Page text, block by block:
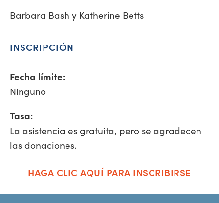
Barbara Bash y Katherine Betts
INSCRIPCIÓN
Fecha límite:
Ninguno
Tasa:
La asistencia es gratuita, pero se agradecen
las donaciones.
HAGA CLIC AQUÍ PARA INSCRIBIRSE